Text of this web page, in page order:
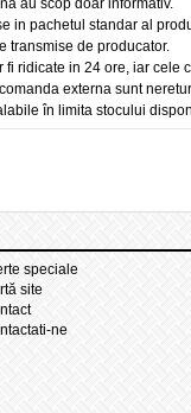
au scop doar informativ.
in pachetul standar al
transmise de producator.
ridicate in 24 ore, iar cele
externa sunt
în limita stocului
speciale
site
ne